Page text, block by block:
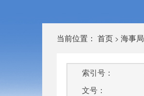
当前位置： 首页 > 海事局
索引号：
文号：